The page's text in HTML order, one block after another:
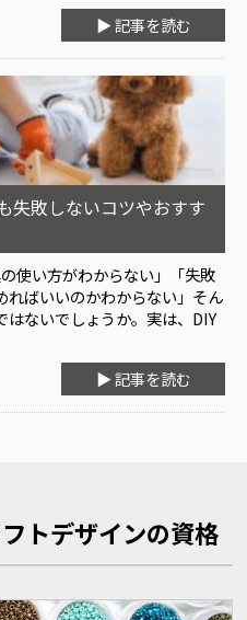
▶ 記事を読む
失敗しないコツやおすす
使い方がわからない」「失敗
ればいいのかわからない」そん
ないでしょうか。実は、DIY
▶ 記事を読む
トデザインの資格